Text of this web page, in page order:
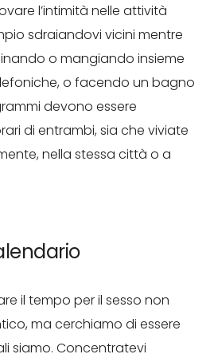
l’intimità nelle attività
sdraiandovi vicini mentre
o mangiando insieme
o facendo un bagno
devono essere
di entrambi, sia che viviate
nella stessa città o a
il tempo per il sesso non
ma cerchiamo di essere
siamo. Concentratevi